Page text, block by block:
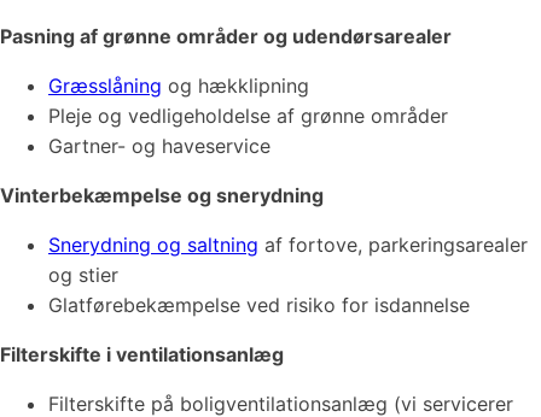
Pasning af grønne områder og udendørsarealer
Græsslåning og hækklipning
Pleje og vedligeholdelse af grønne områder
Gartner- og haveservice
Vinterbekæmpelse og snerydning
Snerydning og saltning af fortove, parkeringsarealer
og stier
Glatførebekæmpelse ved risiko for isdannelse
Filterskifte i ventilationsanlæg
Filterskifte på boligventilationsanlæg (vi servicerer